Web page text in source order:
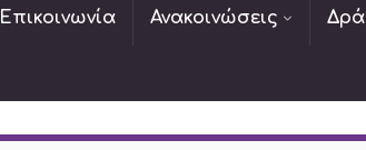
Επικοινωνία Ανακοινώσεις